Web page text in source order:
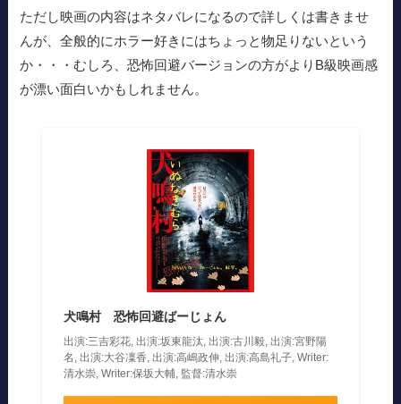
ただし映画の内容はネタバレになるので詳しくは書きませ
んが、全般的にホラー好きにはちょっと物足りないという
か・・・むしろ、恐怖回避バージョンの方がよりB級映画感
が漂い面白いかもしれません。
犬鳴村 恐怖回避ばーじょん
出演:三吉彩花, 出演:坂東龍汰, 出演:古川毅, 出演:宮野陽
名, 出演:大谷凜香, 出演:高嶋政伸, 出演:高島礼子, Writer:
清水崇, Writer:保坂大輔, 監督:清水崇